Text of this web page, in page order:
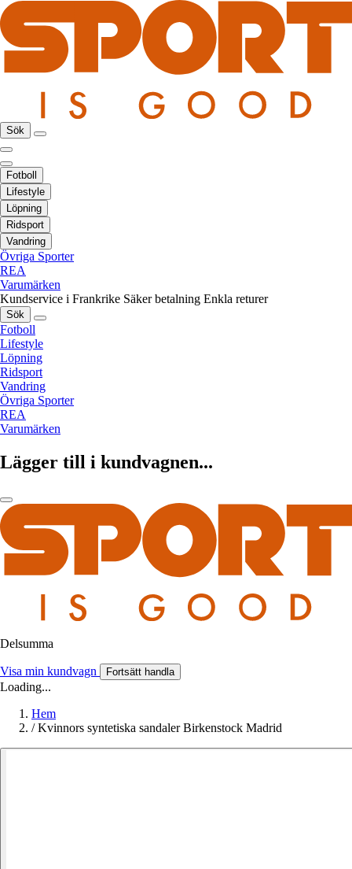
Sök
Fotboll
Lifestyle
Löpning
Ridsport
Vandring
Övriga Sporter
REA
Varumärken
Kundservice i Frankrike Säker betalning Enkla returer
Sök
Fotboll
Lifestyle
Löpning
Ridsport
Vandring
Övriga Sporter
REA
Varumärken
Lägger till i kundvagnen...
Delsumma
Visa min kundvagn Fortsätt handla
Loading...
Hem
/ Kvinnors syntetiska sandaler Birkenstock Madrid